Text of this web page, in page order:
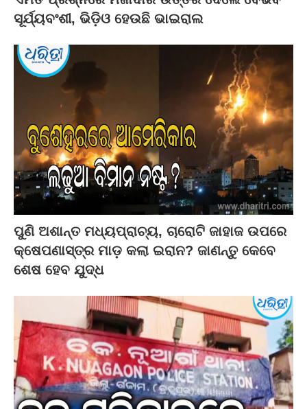
ସୂର୍ଯ୍ୟବଂଶୀ, ଭିଡ଼ିଓ ହେଉଛି ଭାଇରାଲ
ପୁଣି ଅଶାନ୍ତ ମଧ୍ୟପ୍ରାଚ୍ୟ, ଚାରୋଟି ଜାହାଜ ଉପରେ
କ୍ଷେପଣାସ୍ତ୍ର ମାଡ଼ କଲା ଇରାନ? ଜାଣନ୍ତୁ କେବେ
ଶେଷ ହେବ ଯୁଦ୍ଧ